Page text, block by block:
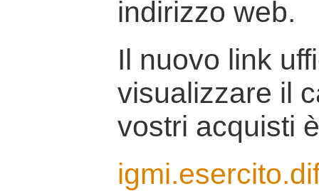
indirizzo web.
Il nuovo link
visualizzare il
vostri acquisti